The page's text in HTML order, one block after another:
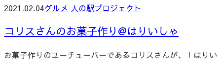
2021.02.04グルメ 人の駅プロジェクト
コリスさんのお菓子作り@はりいしゃ
お菓子作りのユーチューバーであるコリスさんが、「はりい